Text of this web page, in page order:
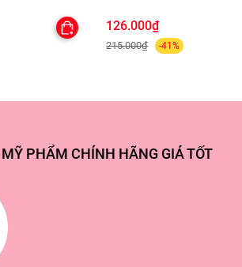
126.000₫
215.000₫ -41%
PHẨM CHÍNH HÃNG GIÁ TỐT